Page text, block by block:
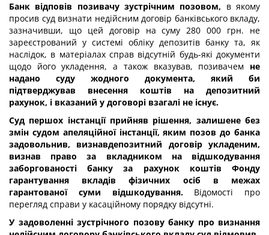
Банк відповів позивачу зустрічним позовом, в якому
просив суд визнати недійсним договір банківського вкладу,
зазначивши, що цей договір на суму 280 000 грн. не
зареєстрований у системі обліку депозитів банку та, як
наслідок, в матеріалах справ відсутній будь-які документи
щодо його укладення, а також вказував, позивачем не
надано суду жодного документа, який би
підтверджував внесення коштів на депозитний
рахунок, і вказаний у договорі взагалі не існує.
Суд першох інстанції прийняв рішення, залишене без
змін судом апеляційної інстанції, яким позов до банка
задовольнив, визнавдепозитний договір укладеним,
визнав право за вкладником на відшкодування
заборгованості банку за рахунок коштів Фонду
гарантування вкладів фізичних осіб в межах
гарантованої суми відшкодування.Відомості про
перегляд справи у касаційному порядку відсутні.
У задоволенні зустрічного позову банку про визнання